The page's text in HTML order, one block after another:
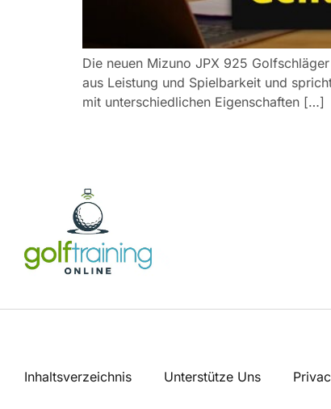
Die neuen Mizuno JPX 925
aus Leistung und Spielbarkeit und
mit unterschiedlichen Eigenschaften […]
Inhaltsverzeichnis Unterstütze Uns